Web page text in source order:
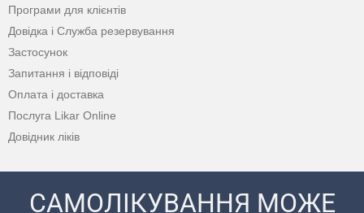
Програми для клієнтів
Довідка і Служба резервування
Застосунок
Запитання і відповіді
Оплата і доставка
Послуга Likar Online
Довідник ліків
САМОЛІКУВАННЯ МОЖЕ